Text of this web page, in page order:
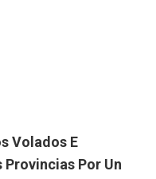
Volados E
Provincias Por Un